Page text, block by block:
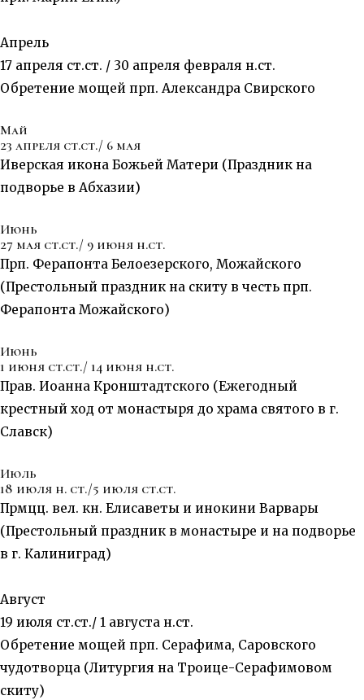
Апрель
17 апреля ст.ст. / 30 апреля февраля н.ст.
Обретение мощей прп. Александра Свирского
Май
23 апреля ст.ст./ 6 мая
Иверская икона Божьей Матери (Праздник на
подворье в Абхазии)
Июнь
27 мая ст.ст./ 9 июня н.ст.
Прп. Ферапонта Белоезерского, Можайского
(Престольный праздник на скиту в честь прп.
Ферапонта Можайского)
Июнь
1 июня ст.ст./ 14 июня н.ст.
Прав. Иоанна Кронштадтского (Ежегодный
крестный ход от монастыря до храма святого в г.
Славск)
Июль
18 июля н. ст./5 июля ст.ст.
Прмцц. вел. кн. Елисаветы и инокини Варвары
(Престольный праздник в монастыре и на подворье
в г. Калиниград)
Август
19 июля ст.ст./ 1 августа н.ст.
Обретение мощей прп. Серафима, Саровского
чудотворца (Литургия на Троице-Серафимовом
скиту)